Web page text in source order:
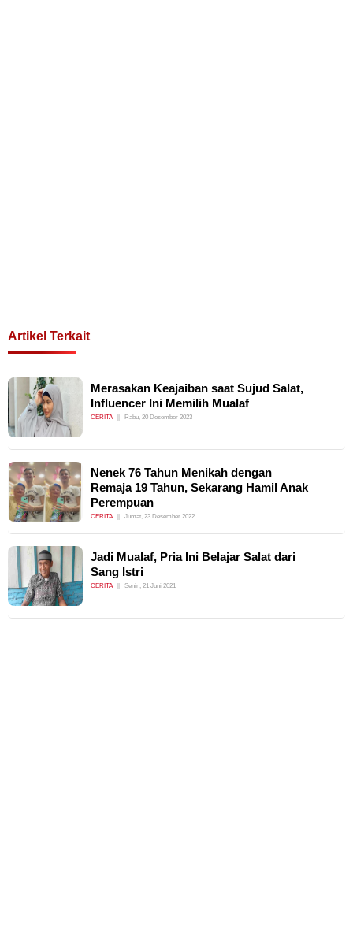
Artikel Terkait
Merasakan Keajaiban saat Sujud Salat,
Influencer Ini Memilih Mualaf
CERITA Rabu, 20 Desember 2023
Nenek 76 Tahun Menikah dengan
Remaja 19 Tahun, Sekarang Hamil Anak
Perempuan
CERITA Jumat, 23 Desember 2022
Jadi Mualaf, Pria Ini Belajar Salat dari
Sang Istri
CERITA Senin, 21 Juni 2021